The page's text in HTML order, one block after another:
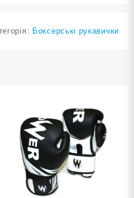
Боксерські рукавички